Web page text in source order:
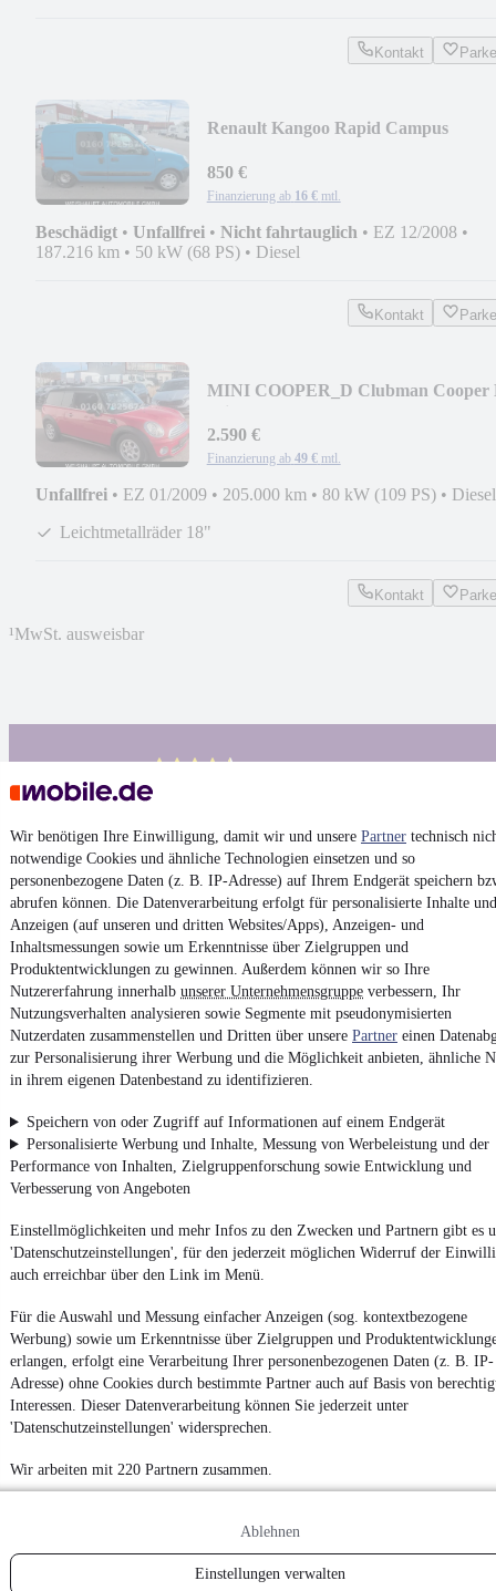
Wir benötigen Ihre Einwilligung, damit wir und unsere Partner technisch
notwendige Cookies und ähnliche Technologien einsetzen und so
personenbezogene Daten (z. B. IP-Adresse) auf Ihrem Endgerät speichern
abrufen können. Die Datenverarbeitung erfolgt für personalisierte Inhalte und
Anzeigen (auf unseren und dritten Websites/Apps), Anzeigen- und
Inhaltsmessungen sowie um Erkenntnisse über Zielgruppen und
Produktentwicklungen zu gewinnen. Außerdem können wir so Ihre
Nutzererfahrung innerhalb unserer Unternehmensgruppe verbessern, Ihr
Nutzungsverhalten analysieren sowie Segmente mit pseudonymisierten
Nutzerdaten zusammenstellen und Dritten über unsere Partner einen
zur Personalisierung ihrer Werbung und die Möglichkeit anbieten, ähnliche
in ihrem eigenen Datenbestand zu identifizieren.
Speichern von oder Zugriff auf Informationen auf einem Endgerät
Personalisierte Werbung und Inhalte, Messung von Werbeleistung und der
Performance von Inhalten, Zielgruppenforschung sowie Entwicklung und
Verbesserung von Angeboten
Einstellmöglichkeiten und mehr Infos zu den Zwecken und Partnern gibt es
'Datenschutzeinstellungen', für den jederzeit möglichen Widerruf der
auch erreichbar über den Link im Menü.
Für die Auswahl und Messung einfacher Anzeigen (sog. kontextbezogene
Werbung) sowie um Erkenntnisse über Zielgruppen und
erlangen, erfolgt eine Verarbeitung Ihrer personenbezogenen Daten (z. B. IP-
Adresse) ohne Cookies durch bestimmte Partner auch auf Basis von
Interessen. Dieser Datenverarbeitung können Sie jederzeit unter
'Datenschutzeinstellungen' widersprechen.
Wir arbeiten mit 220 Partnern zusammen.
Ablehnen
Einstellungen verwalten
Kontakt
Renault Kangoo Rapid Campus
850 €
Finanzierung ab 16 € mtl.
Beschädigt • Unfallfrei • Nicht fahrtauglich • EZ 12/2008 •
187.216 km • 50 kW (68 PS) • Diesel
Kontakt
MINI COOPER_D Clubman Cooper
2.590 €
Finanzierung ab 49 € mtl.
Unfallfrei • EZ 01/2009 • 205.000 km • 80 kW (109 PS) • Diesel
Leichtmetallräder 18"
Kontakt
¹MwSt. ausweisbar
4.6 Sterne
Nutze mobile.de schnell und einfach
Impressum
AGB
Vertrag widerrufen
Datenschutz
Datenschutzeinstellungen
Erklärung zur Barrierefreiheit
Report Security Vulnerability (English)
Powered by
ObNeuwagen,Gebrauchtwagen